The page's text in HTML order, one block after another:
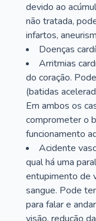
devido ao
não tratada,
infartos,
Doenças
Arritmias
do coração.
(batidas
Em ambos os
comprometer o
funcionamento
Acidente
qual há uma
entupimento de
sangue. Pode
para falar e